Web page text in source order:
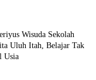
Wisuda Sekolah
Uluh Itah, Belajar Tak
Usia